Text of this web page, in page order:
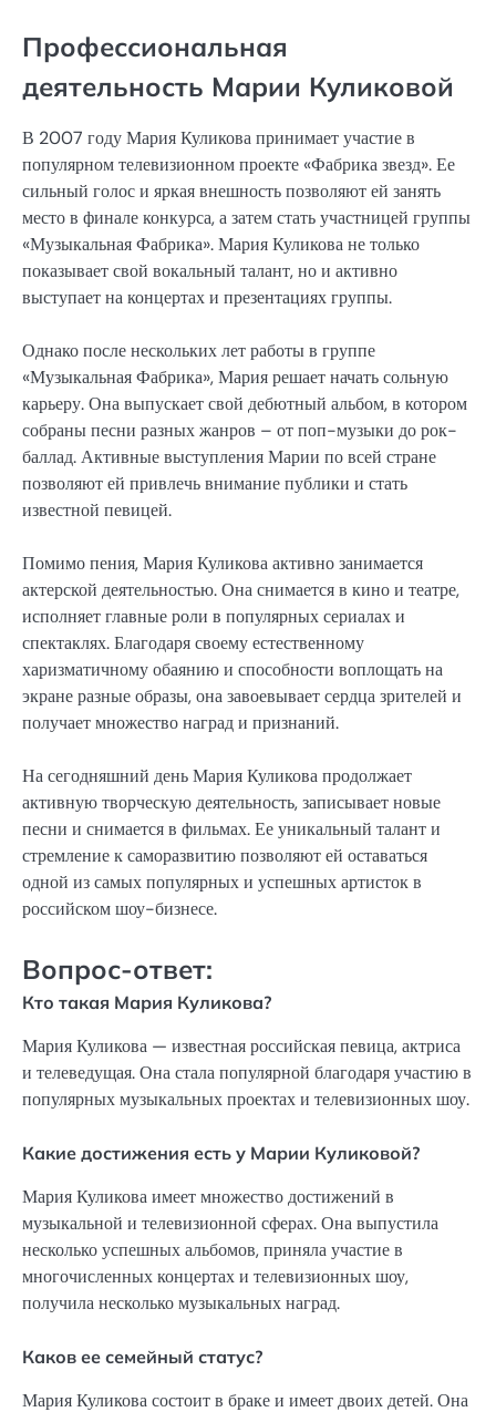
Профессиональная
деятельность Марии Куликовой
В 2007 году Мария Куликова принимает участие в
популярном телевизионном проекте «Фабрика звезд». Ее
сильный голос и яркая внешность позволяют ей занять
место в финале конкурса, а затем стать участницей группы
«Музыкальная Фабрика». Мария Куликова не только
показывает свой вокальный талант, но и активно
выступает на концертах и презентациях группы.
Однако после нескольких лет работы в группе
«Музыкальная Фабрика», Мария решает начать сольную
карьеру. Она выпускает свой дебютный альбом, в котором
собраны песни разных жанров – от поп-музыки до рок-
баллад. Активные выступления Марии по всей стране
позволяют ей привлечь внимание публики и стать
известной певицей.
Помимо пения, Мария Куликова активно занимается
актерской деятельностью. Она снимается в кино и театре,
исполняет главные роли в популярных сериалах и
спектаклях. Благодаря своему естественному
харизматичному обаянию и способности воплощать на
экране разные образы, она завоевывает сердца зрителей и
получает множество наград и признаний.
На сегодняшний день Мария Куликова продолжает
активную творческую деятельность, записывает новые
песни и снимается в фильмах. Ее уникальный талант и
стремление к саморазвитию позволяют ей оставаться
одной из самых популярных и успешных артисток в
российском шоу-бизнесе.
Вопрос-ответ:
Кто такая Мария Куликова?
Мария Куликова — известная российская певица, актриса
и телеведущая. Она стала популярной благодаря участию в
популярных музыкальных проектах и телевизионных шоу.
Какие достижения есть у Марии Куликовой?
Мария Куликова имеет множество достижений в
музыкальной и телевизионной сферах. Она выпустила
несколько успешных альбомов, приняла участие в
многочисленных концертах и телевизионных шоу,
получила несколько музыкальных наград.
Каков ее семейный статус?
Мария Куликова состоит в браке и имеет двоих детей. Она